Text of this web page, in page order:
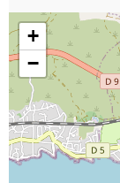
+
−